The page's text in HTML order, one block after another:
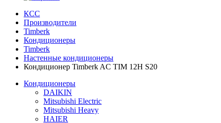
КСС
Производители
Timberk
Кондиционеры
Timberk
Настенные кондиционеры
Кондиционер Timberk AC TIM 12H S20
Кондиционеры
DAIKIN
Mitsubishi Electric
Mitsubishi Heavy
HAIER